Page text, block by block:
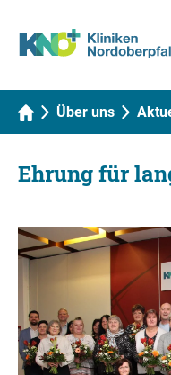
Über uns
Ehrung für